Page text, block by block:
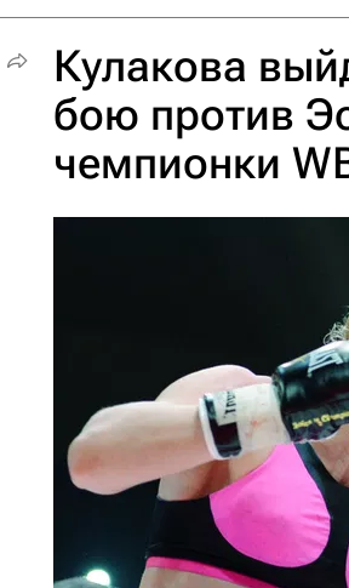
Кулакова
бою против
чемпионки